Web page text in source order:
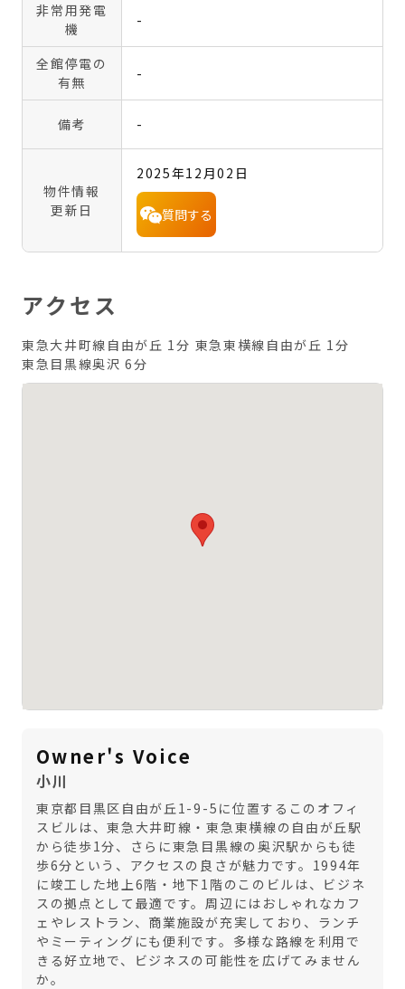
非常用発電
機
-
全館停電の
有無
-
備考 -
物件情報
更新日
2025年12月02日
質問する
アクセス
東急大井町線自由が丘 1分 東急東横線自由が丘 1分
東急目黒線奥沢 6分
Owner's Voice
小川
東京都目黒区自由が丘1-9-5に位置するこのオフィ
スビルは、東急大井町線・東急東横線の自由が丘駅
から徒歩1分、さらに東急目黒線の奥沢駅からも徒
歩6分という、アクセスの良さが魅力です。1994年
に竣工した地上6階・地下1階のこのビルは、ビジネ
スの拠点として最適です。周辺にはおしゃれなカフ
ェやレストラン、商業施設が充実しており、ランチ
やミーティングにも便利です。多様な路線を利用で
きる好立地で、ビジネスの可能性を広げてみません
か。